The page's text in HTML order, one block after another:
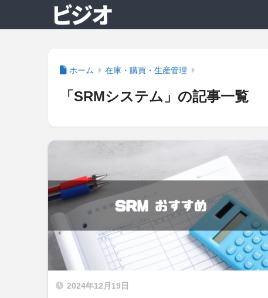
ホーム 在庫・購買・生産管理
「SRMシステム」の記事一覧
2024年12月19日